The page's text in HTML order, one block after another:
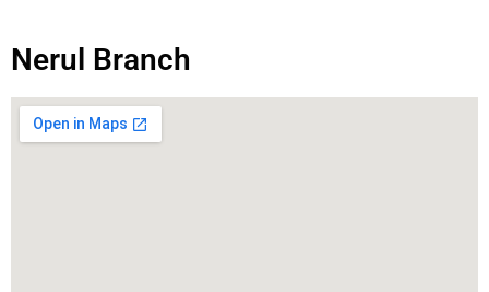
Nerul Branch